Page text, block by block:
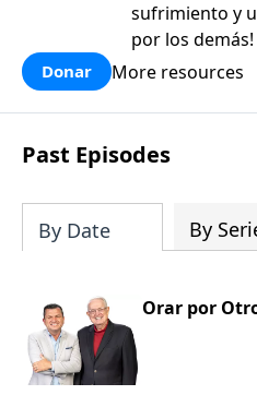
sufrimiento y
por los demás!
Donar More resources
Past Episodes
By Date By
Orar por